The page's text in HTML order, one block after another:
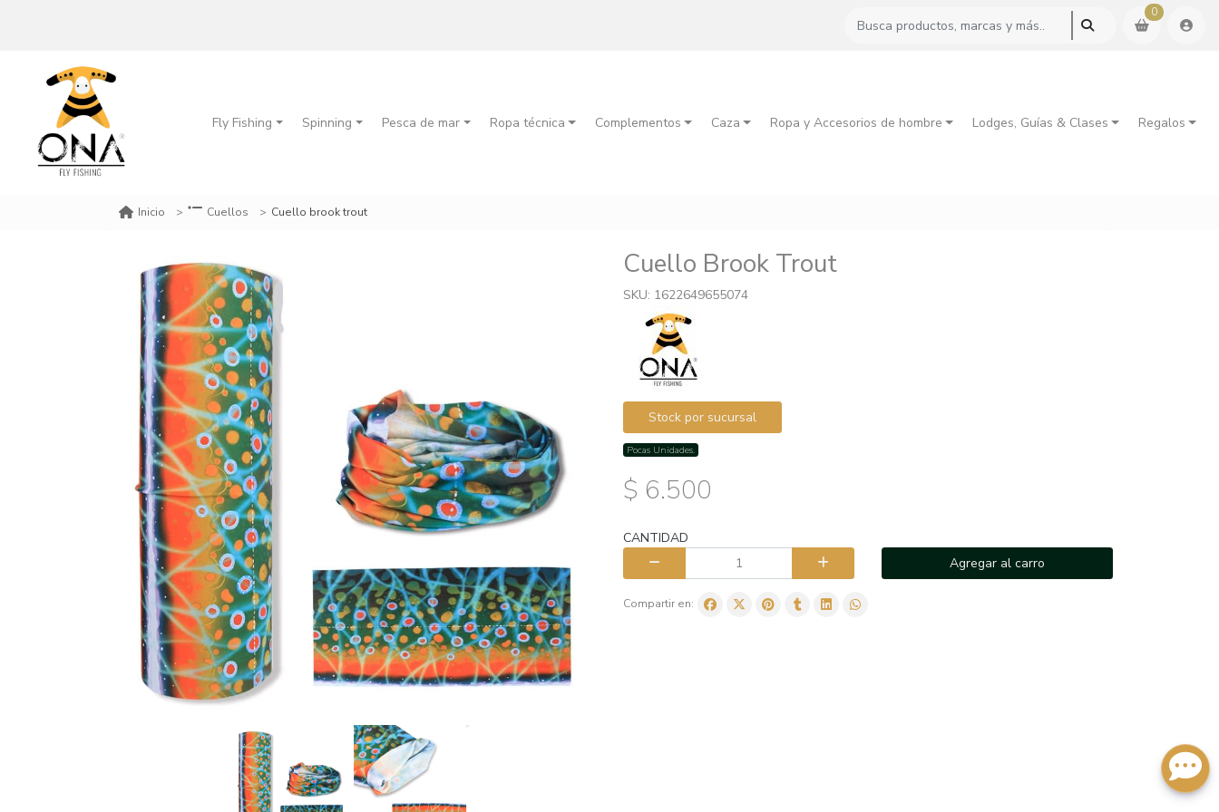
0
Fly Fishing Spinning Pesca de mar Ropa técnica Complementos Caza Ropa y Accesorios de hombre Lodges, Guías & Clases Regalos
Inicio Cuellos Cuello brook trout
Cuello Brook Trout
SKU: 1622649655074
Stock por sucursal
Pocas Unidades.
$ 6.500
CANTIDAD
Agregar al carro
Compartir en: